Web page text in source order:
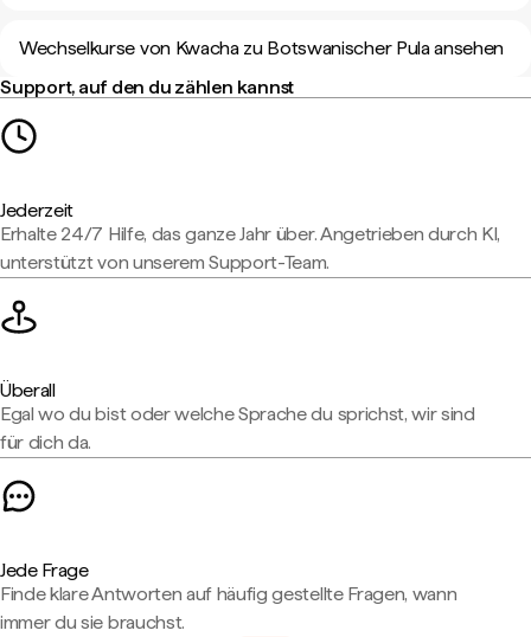
Wechselkurse von Kwacha zu Botswanischer Pula ansehen
Support, auf den du zählen kannst
Jederzeit
Erhalte 24/7 Hilfe, das ganze Jahr über. Angetrieben durch KI,
unterstützt von unserem Support-Team.
Überall
Egal wo du bist oder welche Sprache du sprichst, wir sind
für dich da.
Jede Frage
Finde klare Antworten auf häufig gestellte Fragen, wann
immer du sie brauchst.